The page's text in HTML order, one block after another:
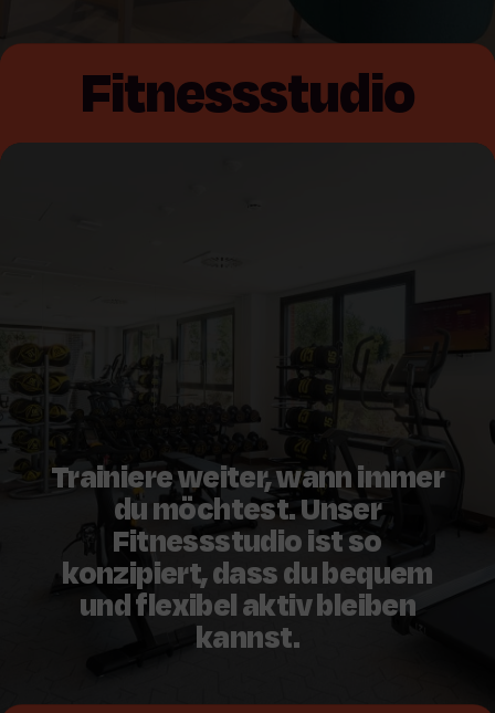
Fitnessstudio
Trainiere weiter, wann immer
du möchtest. Unser
Fitnessstudio ist so
konzipiert, dass du bequem
und flexibel aktiv bleiben
kannst.